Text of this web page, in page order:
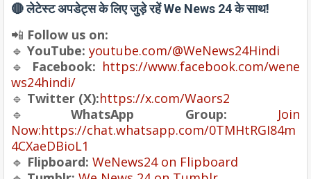
🔴लेटेस्ट अपडेट्स के लिए जुड़े रहें We News 24 के साथ!
📲 Follow us on:
🔹 YouTube: youtube.com/@WeNews24Hindi
🔹 Facebook: https://www.facebook.com/wene
ws24hindi/
🔹 Twitter (X):https://x.com/Waors2
🔹WhatsApp Group:
Join
Now:https://chat.whatsapp.com/0TMHtRGI84m
4CXaeDBioL1
🔹 Flipboard: WeNews24 on Flipboard